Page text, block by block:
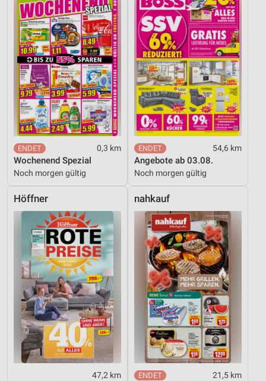
0,3 km
Wochenend Spezial
Noch morgen gültig
54,6 km
Angebote ab 03.08.
Noch morgen gültig
Höffner
47,2 km
nahkauf
21,5 km